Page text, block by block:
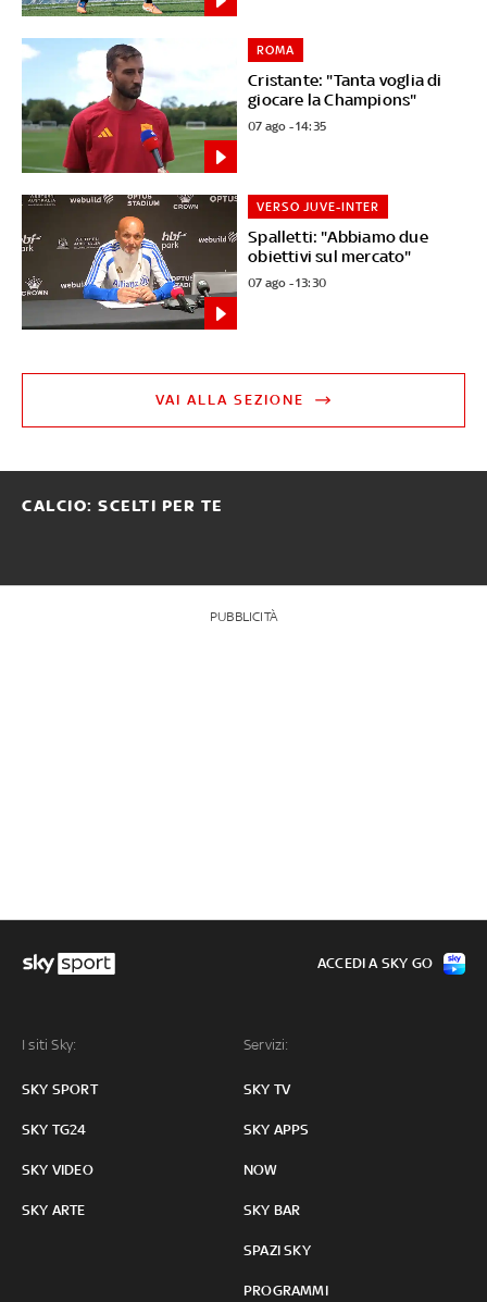
Cristante: "Tanta voglia di
giocare la Champions"
ROMA
07 ago - 14:35
Spalletti: "Abbiamo due
obiettivi sul mercato"
VERSO JUVE-INTER
07 ago - 13:30
VAI ALLA SEZIONE
CALCIO: SCELTI PER TE
PUBBLICITÀ
I siti Sky:
SKY SPORT
SKY TG24
SKY VIDEO
SKY ARTE
Servizi:
SKY TV
SKY APPS
NOW
SKY BAR
SPAZI SKY
PROGRAMMI
ACCEDI A SKY GO